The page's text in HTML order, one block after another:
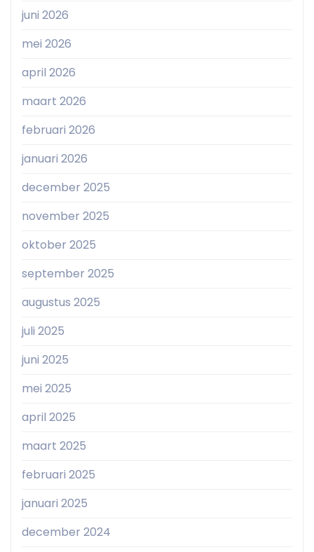
juni 2026
mei 2026
april 2026
maart 2026
februari 2026
januari 2026
december 2025
november 2025
oktober 2025
september 2025
augustus 2025
juli 2025
juni 2025
mei 2025
april 2025
maart 2025
februari 2025
januari 2025
december 2024